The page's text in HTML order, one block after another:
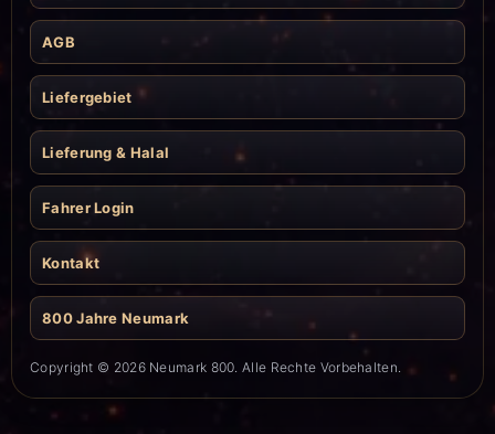
AGB
Liefergebiet
Lieferung & Halal
Fahrer Login
Kontakt
800 Jahre Neumark
Copyright © 2026 Neumark 800. Alle Rechte Vorbehalten.